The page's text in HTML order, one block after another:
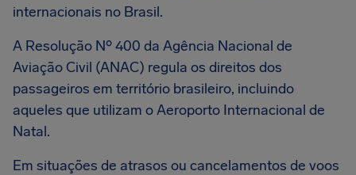
internacionais no Brasil.
A Resolução Nº 400 da Agência Nacional de
Aviação Civil (ANAC) regula os direitos dos
passageiros em território brasileiro, incluindo
aqueles que utilizam o Aeroporto Internacional de
Natal.
Em situações de atrasos ou cancelamentos de voos